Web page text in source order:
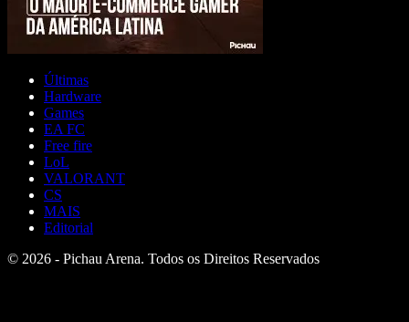
Últimas
Hardware
Games
EA FC
Free fire
LoL
VALORANT
CS
MAIS
Editorial
© 2026 - Pichau Arena. Todos os Direitos Reservados